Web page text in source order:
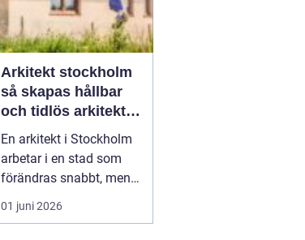
Arkitekt stockholm
så skapas hållbar
och tidlös arkitektur
i huvudstaden
En arkitekt i Stockholm
arbetar i en stad som
förändras snabbt, men
också präglas av starka
historiska lager. Det gör
01 juni 2026